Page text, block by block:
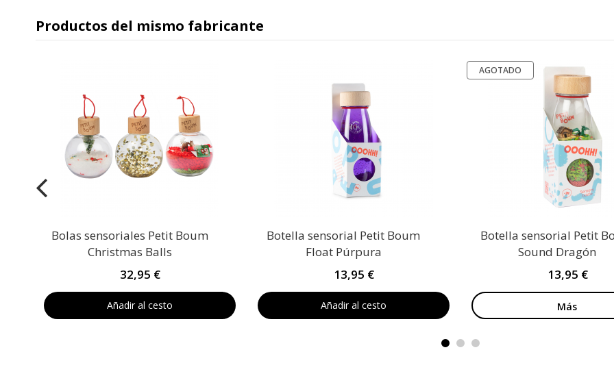
Productos del mismo fabricante
Bolas sensoriales Petit Boum
Christmas Balls
32,95 €
Añadir al cesto
Botella sensorial Petit Boum
Float Púrpura
13,95 €
Añadir al cesto
AGOTADO
Botella sensorial Petit
Sound Dragón
13,95 €
Más